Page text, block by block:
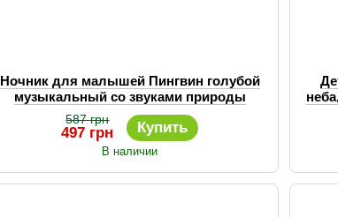
Ночник для малышей Пингвин голубой
музыкальный со звуками природы
WinFun
587 грн
497 грн Купить
В наличии